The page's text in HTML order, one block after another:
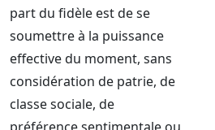
part du fidèle est de se
soumettre à la puissance
effective du moment, sans
considération de patrie, de
classe sociale, de